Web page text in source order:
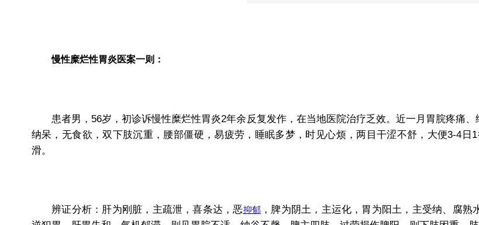
慢性糜烂性胃炎医案一则：
患者男，56岁，初诊诉慢性糜烂性胃炎2年余反复发作，在当地医院治疗乏效。近一月胃脘疼痛、
纳呆，无食欲，双下肢沉重，腰部僵硬，易疲劳，睡眠多梦，时见心烦，两目干涩不舒，大便3-4
滑。
辨证分析：肝为刚脏，主疏泄，喜条达，恶抑郁 ，脾为阴土，主运化，胃为阳土，主受纳、腐